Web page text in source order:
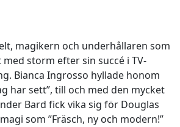
magikern och underhållaren som
storm efter sin succé i TV-
Bianca Ingrosso hyllade honom
har sett”, till och med den mycket
Bard fick vika sig för Douglas
som ”Fräsch, ny och modern!”